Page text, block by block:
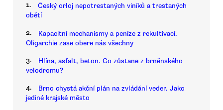
1.
Český orloj nepotrestaných viníků a trestaných
obětí
2.
Kapacitní mechanismy a peníze z rekultivací.
Oligarchie zase obere nás všechny
3.
Hlína, asfalt, beton. Co zůstane z brněnského
velodromu?
4.
Brno chystá akční plán na zvládání veder. Jako
jediné krajské město